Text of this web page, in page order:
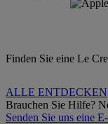
Finden Sie eine Le
ALLE ENTDECKEN
Brauchen Sie Hilfe?
Senden Sie uns eine